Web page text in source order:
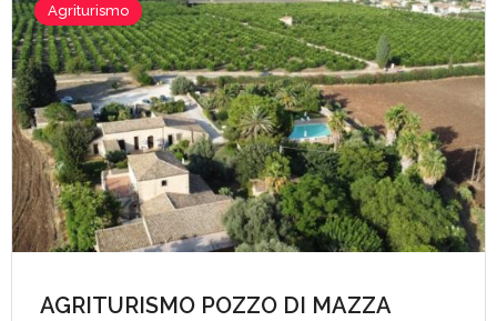
Agriturismo
AGRITURISMO POZZO DI MAZZA